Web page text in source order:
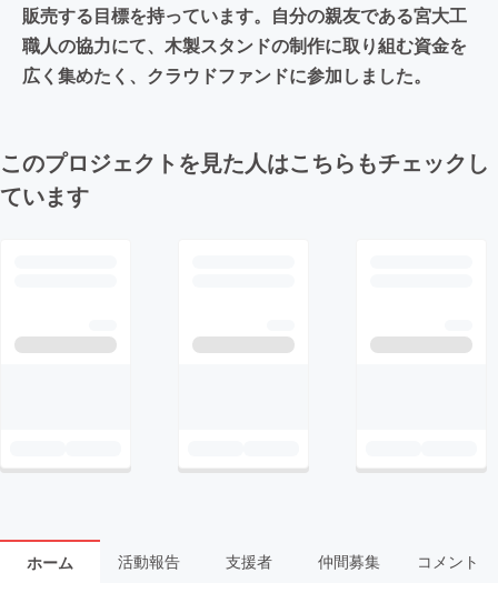
販売する目標を持っています。自分の親友である宮大工
職人の協力にて、木製スタンドの制作に取り組む資金を
広く集めたく、クラウドファンドに参加しました。
このプロジェクトを見た人はこちらもチェックし
ています
ホーム 活動報告 支援者 仲間募集 コメント